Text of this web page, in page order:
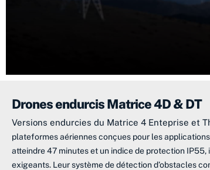
Drones endurcis Matrice 4D & DT
Versions endurcies du Matrice 4 Enteprise et
plateformes aériennes conçues pour les
atteindre 47 minutes et un indice de protection
exigeants. Leur système de détection d’obstacles